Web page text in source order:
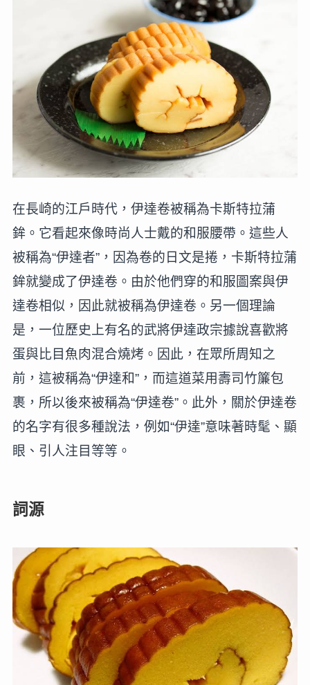
在長崎的江戶時代，伊達卷被稱為卡斯特拉蒲
鉾。它看起來像時尚人士戴的和服腰帶。這些人
被稱為“伊達者”，因為卷的日文是捲，卡斯特拉蒲
鉾就變成了伊達卷。由於他們穿的和服圖案與伊
達卷相似，因此就被稱為伊達卷。另一個理論
是，一位歷史上有名的武將伊達政宗據說喜歡將
蛋與比目魚肉混合燒烤。因此，在眾所周知之
前，這被稱為“伊達和”，而這道菜用壽司竹簾包
裹，所以後來被稱為“伊達卷”。此外，關於伊達卷
的名字有很多種說法，例如“伊達”意味著時髦、顯
眼、引人注目等等。
詞源